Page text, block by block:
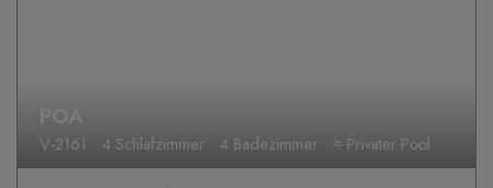
POA
V-2161 4 Schlafzimmer 4 Badezimmer ≈ Privater Pool